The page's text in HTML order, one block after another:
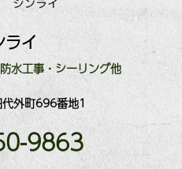
ライ
水工事・シーリング他
外町696番地1
9863